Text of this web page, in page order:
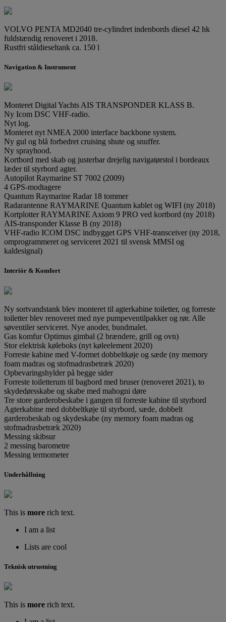
VOLVO PENTA MD2040 tre-cylindret indenbords diesel 42 hk
fuldstændig renoveret i 2018.
Rustfri ståldieseltank ca. 150 l
Navigation & Instrument
Monteret Digital Yachts AIS TRANSPONDER KLASS B.
Ny Icom DSC VHF-radio.
Nyt log.
Monteret nyt NMEA 2000 interface backbone system.
Ny gul og blå forbedret cruising shute og snuffer.
Ny sprayhood.
Kortbord med skab og justerbar drejelig navigatørstol i bordeaux
læder til styrbord agter.
Autopilot Raymarine ST 7002 (2009)
4 GPS-modtagere
Quantum Raymarine Radar 18 tommer
Radarantenne RAYMARINE Quantum kablet og WIFI (ny 2018)
Kortplotter RAYMARINE Axiom 9 PRO ved kortbord (ny 2018)
AIS-transponder Klasse B (ny 2018)
VHF-radio ICOM DSC indbygget GPS VHF-transceiver (ny 2018,
omprogrammeret og serviceret 2021 til svensk MMSI og
kaldesignal)
Interiör & Komfort
Ny sortvandstank blev monteret til agterkabine toiletter, og forreste
toiletter blev renoveret med nye pumpeventilpakker og rør. Alle
søventiler serviceret. Nye anoder, bundmalet.
Gas komfur Optimus gimbal (2 brændere, grill og ovn)
Stor elektrisk køleboks (nyt køleelement 2020)
Forreste kabine med V-formet dobbeltkøje og sæde (ny memory
foam madras og stofmadrasbetræk 2020)
Opbevaringshylder på begge sider
Forreste toiletterum til bagbord med bruser (renoveret 2021), to
skydedørsskabe og skabe med mahogni døre
Tre store garderobeskabe i gangen til forreste kabine til styrbord
Agterkabine med dobbeltkøje til styrbord, sæde, dobbelt
garderobeskab og skydeskabe (ny memory foam madras og
stofmadrasbetræk 2020)
Messing skibsur
2 messing barometre
Messing termometer
Underhållning
This is more rich text.
I am a list
Lists are cool
Teknisk utrustning
This is more rich text.